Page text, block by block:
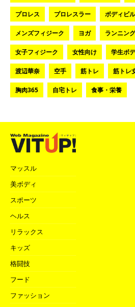
プロレス プロレスラー ボディビル
メンズフィジーク ヨガ ランニング
女子フィジーク 女性向け 学生ボ
渡辺華奈 空手 筋トレ 筋トレ
胸肉365 自宅トレ 食事・栄養
マッスル
美ボディ
スポーツ
ヘルス
リラックス
キッズ
格闘技
フード
ファッション